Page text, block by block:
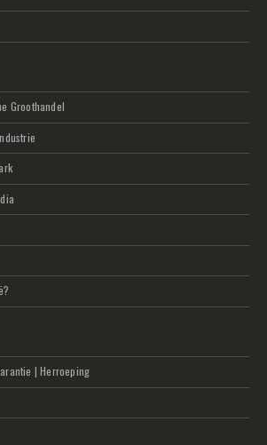
Groothandel
| Herroeping